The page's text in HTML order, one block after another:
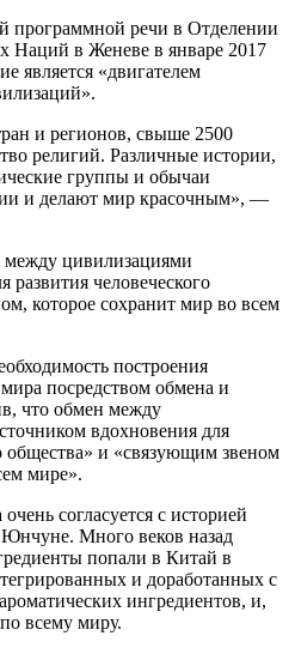
программной речи в Отделении
Наций в Женеве в январе 2017
является «двигателем
и регионов, свыше 2500
религий. Различные истории,
группы и обычаи
и делают мир красочным», —
цивилизациями
развития человеческого
которое сохранит мир во всем
построения
посредством обмена и
что обмен между
вдохновения для
общества» и «связующим звеном
мире».
согласуется с историей
Юнчуне. Много веков назад
попали в Китай в
и доработанных с
ингредиентов, и,
всему миру.